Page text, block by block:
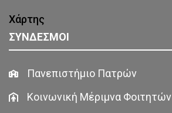
Χάρτης
ΣΥΝΔΕΣΜΟΙ
Πανεπιστήμιο Πατρών
Κοινωνική Μέριμνα Φοιτητών